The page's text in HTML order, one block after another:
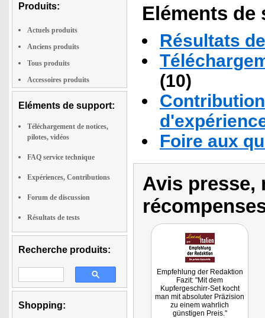
Produits:
Actuels produits
Anciens produits
Tous produits
Accessoires produits
Eléments de support:
Téléchargement de notices,
pilotes, vidéos
FAQ service technique
Expériences, Contributions
Forum de discussion
Résultats de tests
Recherche produits:
Shopping:
Eléments
Résultats
(10)
Foire aux
Avis presse,
Empfehlung der Redaktion
Fazit: "Mit dem
Kupfergeschirr-Set kocht
man mit absoluter Präzision
zu einem wahrlich
günstigen Preis."